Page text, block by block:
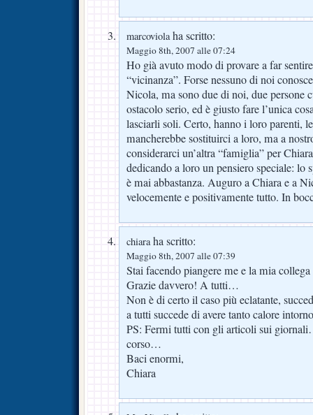
marcoviolaha scritto:
Maggio 8th, 2007 alle 07:24
Ho già avuto modo di provare a far
“vicinanza”. Forse nessuno di noi
Nicola, ma sono due di noi, due persone
ostacolo serio, ed è giusto fare l’unica
lasciarli soli. Certo, hanno i loro parenti,
mancherebbe sostituirci a loro, ma a
considerarci un’altra “famiglia” per
dedicando a loro un pensiero speciale: lo
è mai abbastanza. Auguro a Chiara e a
velocemente e positivamente tutto. In
chiaraha scritto:
Maggio 8th, 2007 alle 07:39
Stai facendo piangere me e la mia
Grazie davvero! A tutti…
Non è di certo il caso più eclatante,
a tutti succede di avere tanto calore
PS: Fermi tutti con gli articoli sui
corso…
Baci enormi,
Chiara